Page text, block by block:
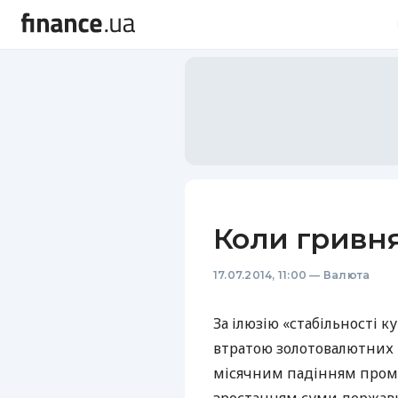
Коли
17.07.2014, 11:00 — Валюта
За ілюзію «стабільності
втратою золотовалютних
місячним падінням